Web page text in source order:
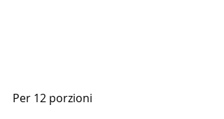
Per 12 porzioni